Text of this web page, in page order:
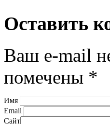
Оставить
Ваш e-mail
помечены *
Имя
Email
Сайт